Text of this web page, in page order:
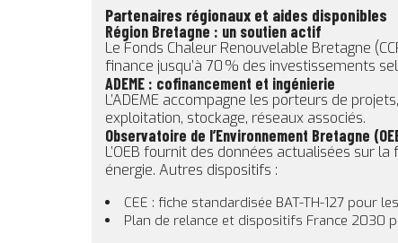
Partenaires régionaux et aides disponibles
Région Bretagne : un soutien actif
Le Fonds Chaleur Renouvelable Bretagne
finance jusqu’à 70 % des investissements
ADEME : cofinancement et ingénierie
L’ADEME accompagne les porteurs de
exploitation, stockage, réseaux associés.
Observatoire de l’Environnement Bretagne
L’OEB fournit des données actualisées sur
énergie. Autres dispositifs :
CEE : fiche standardisée BAT-TH-127 pour
Plan de relance et dispositifs France 2030